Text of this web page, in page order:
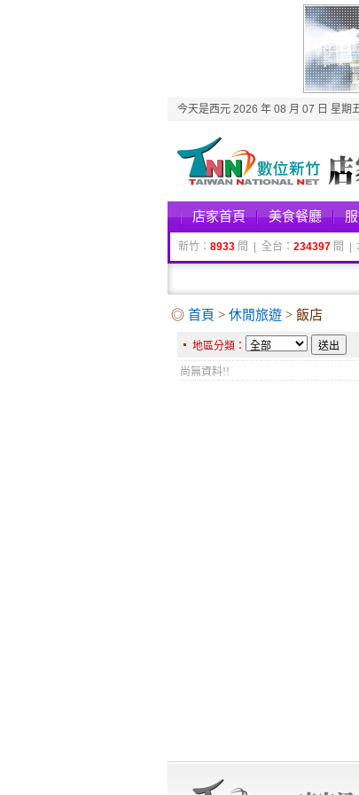
今天是西元 2026 年 08 月 07 日 星期
店家首頁 美食餐廳
新竹： 8933 間 | 全台： 234397 間 |
◎ 首頁 > 休閒旅遊 > 飯店
地區分類：
尚無資料!!